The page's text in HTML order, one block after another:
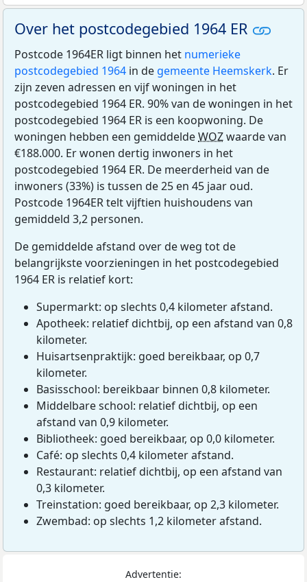
Over het postcodegebied 1964 ER
Postcode 1964ER ligt binnen het numerieke
postcodegebied 1964 in de gemeente Heemskerk. Er
zijn zeven adressen en vijf woningen in het
postcodegebied 1964 ER. 90% van de woningen in het
postcodegebied 1964 ER is een koopwoning. De
woningen hebben een gemiddeldeWOZwaarde van
€188.000. Er wonen dertig inwoners in het
postcodegebied 1964 ER. De meerderheid van de
inwoners (33%) is tussen de 25 en 45 jaar oud.
Postcode 1964ER telt vijftien huishoudens van
gemiddeld 3,2 personen.
De gemiddelde afstand over de weg tot de
belangrijkste voorzieningen in het postcodegebied
1964 ER is relatief kort:
Supermarkt: op slechts 0,4 kilometer afstand.
Apotheek: relatief dichtbij, op een afstand van 0,8
kilometer.
Huisartsenpraktijk: goed bereikbaar, op 0,7
kilometer.
Basisschool: bereikbaar binnen 0,8 kilometer.
Middelbare school: relatief dichtbij, op een
afstand van 0,9 kilometer.
Bibliotheek: goed bereikbaar, op 0,0 kilometer.
Café: op slechts 0,4 kilometer afstand.
Restaurant: relatief dichtbij, op een afstand van
0,3 kilometer.
Treinstation: goed bereikbaar, op 2,3 kilometer.
Zwembad: op slechts 1,2 kilometer afstand.
Advertentie: